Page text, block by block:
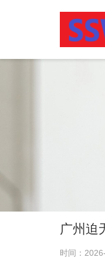
广州迫
时间：